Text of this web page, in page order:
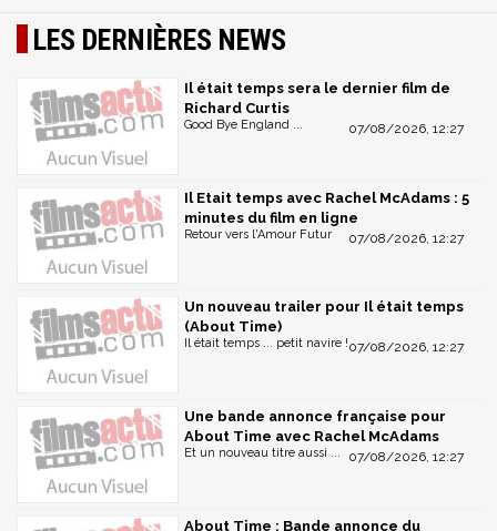
LES DERNIÈRES NEWS
Il était temps sera le dernier film de
Richard Curtis
07/08/2026, 12:27
Good Bye England ...
Il Etait temps avec Rachel McAdams : 5
minutes du film en ligne
07/08/2026, 12:27
Retour vers l'Amour Futur
Un nouveau trailer pour Il était temps
(About Time)
07/08/2026, 12:27
Il était temps ... petit navire !
Une bande annonce française pour
About Time avec Rachel McAdams
07/08/2026, 12:27
Et un nouveau titre aussi ...
About Time : Bande annonce du